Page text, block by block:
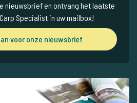
nieuwsbrief en ontvang het laatste
Specialist in uw mailbox!
voor onze nieuwsbrief